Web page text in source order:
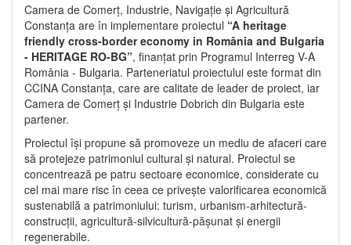
Camera de Comerț, Industrie, Navigație și Agricultură
Constanța are în implementare proiectul “A heritage
friendly cross-border economy in România and Bulgaria
- HERITAGE RO-BG”, finanțat prin Programul Interreg V-A
România - Bulgaria. Parteneriatul proiectului este format din
CCINA Constanța, care are calitate de leader de proiect, iar
Camera de Comerț și Industrie Dobrich din Bulgaria este
partener.
Proiectul își propune să promoveze un mediu de afaceri care
să protejeze patrimoniul cultural și natural. Proiectul se
concentrează pe patru sectoare economice, considerate cu
cel mai mare risc în ceea ce privește valorificarea economică
sustenabilă a patrimoniului: turism, urbanism-arhitectură-
construcții, agricultură-silvicultură-pășunat și energii
regenerabile.